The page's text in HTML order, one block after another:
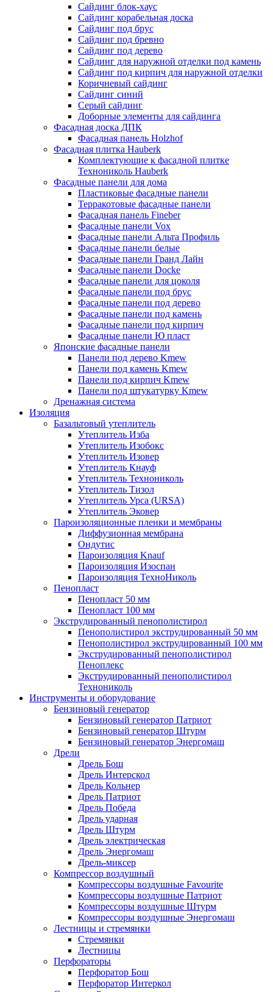
Сайдинг блок-хаус
Сайдинг корабельная доска
Сайдинг под брус
Сайдинг под бревно
Сайдинг под дерево
Сайдинг для наружной отделки под камень
Сайдинг под кирпич для наружной отделки
Коричневый сайдинг
Сайдинг синий
Серый сайдинг
Доборные элементы для сайдинга
Фасадная доска ДПК
Фасадная панель Holzhof
Фасадная плитка Hauberk
Комплектующие к фасадной плитке
Технониколь Hauberk
Фасадные панели для дома
Пластиковые фасадные панели
Терракотовые фасадные панели
Фасадная панель Fineber
Фасадные панели Vox
Фасадные панели Альта Профиль
Фасадные панели белые
Фасадные панели Гранд Лайн
Фасадные панели Docke
Фасадные панели для цоколя
Фасадные панели под брус
Фасадные панели под дерево
Фасадные панели под камень
Фасадные панели под кирпич
Фасадные панели Ю пласт
Японские фасадные панели
Панели под дерево Kmew
Панели под камень Kmew
Панели под кирпич Kmew
Панели под штукатурку Kmew
Дренажная система
Изоляция
Базальтовый утеплитель
Утеплитель Изба
Утеплитель Изобокс
Утеплитель Изовер
Утеплитель Кнауф
Утеплитель Технониколь
Утеплитель Тизол
Утеплитель Урса (URSA)
Утеплитель Эковер
Пароизоляционные пленки и мембраны
Диффузионная мембрана
Ондутис
Пароизоляция Knauf
Пароизоляция Изоспан
Пароизоляция ТехноНиколь
Пенопласт
Пенопласт 50 мм
Пенопласт 100 мм
Экструдированный пенополистирол
Пенополистирол экструдированный 50 мм
Пенополистирол экструдированный 100 мм
Экструдированный пенополистирол
Пеноплекс
Экструдированный пенополистирол
Технониколь
Инструменты и оборудование
Бензиновый генератор
Бензиновый генератор Патриот
Бензиновый генератор Штурм
Бензиновый генератор Энергомаш
Дрели
Дрель Бош
Дрель Интерскол
Дрель Кольнер
Дрель Патриот
Дрель Победа
Дрель ударная
Дрель Штурм
Дрель электрическая
Дрель Энергомаш
Дрель-миксер
Компрессор воздушный
Компрессоры воздушные Favourite
Компрессоры воздушные Патриот
Компрессоры воздушные Штурм
Компрессоры воздушные Энергомаш
Лестницы и стремянки
Стремянки
Лестницы
Перфораторы
Перфоратор Бош
Перфоратор Интеркол